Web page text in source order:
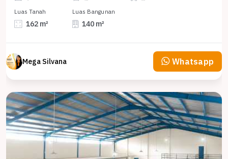
Luas Tanah
162 m²
Luas Bangunan
140 m²
Mega Silvana Whatsapp